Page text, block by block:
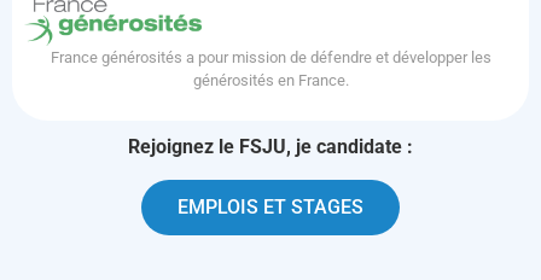
France générosités a pour mission de défendre et développer les
générosités en France.
Rejoignez le FSJU, je candidate :
EMPLOIS ET STAGES